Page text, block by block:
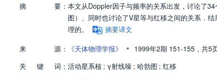
摘
要： 本文从Doppler因子与频率的关系出发，讨论了
图）、同时也讨论了V星等与红移之间的关系．
理的。
摘要译文
来
源： 《天体物理学报》 • 1999年2期 151-155， 共5
关
键 词： 活动星系核 ; γ射线噪 ; 哈勃图 ; 红移